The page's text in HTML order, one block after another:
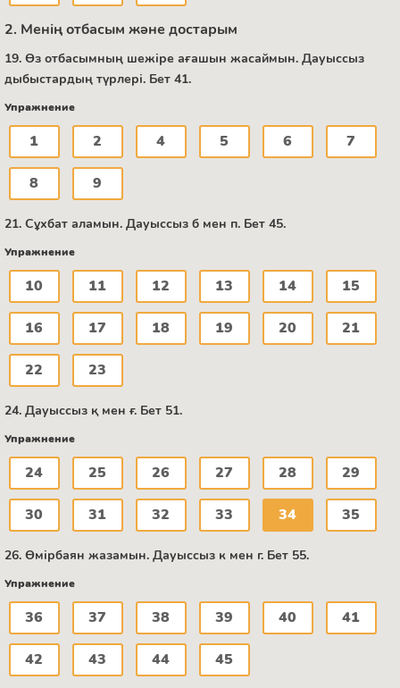
2. Менің отбасым және достарым
19. Өз отбасымның шежіре ағашын жасаймын. Дауыссыз
дыбыстардың түрлері. Бет 41.
Упражнение
1 2 4 5 6 7
8 9
21. Сұхбат аламын. Дауыссыз б мен п. Бет 45.
Упражнение
10 11 12 13 14 15
16 17 18 19 20 21
22 23
24. Дауыссыз қ мен ғ. Бет 51.
Упражнение
24 25 26 27 28 29
30 31 32 33 34 35
26. Өмірбаян жазамын. Дауыссыз к мен г. Бет 55.
Упражнение
36 37 38 39 40 41
42 43 44 45